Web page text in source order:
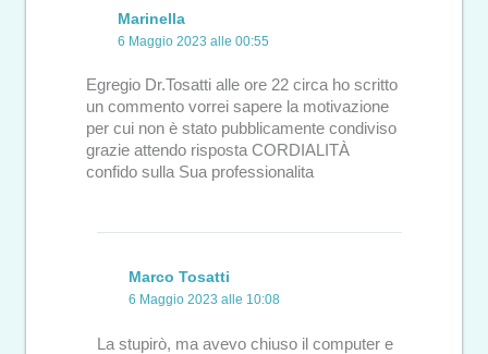
Marinella
6 Maggio 2023 alle 00:55
Egregio Dr.Tosatti alle ore 22 circa ho scritto
un commento vorrei sapere la motivazione
per cui non è stato pubblicamente condiviso
grazie attendo risposta CORDIALITÀ
confido sulla Sua professionalita
Marco Tosatti
6 Maggio 2023 alle 10:08
La stupirò, ma avevo chiuso il computer e